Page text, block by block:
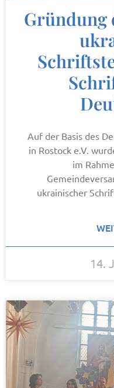
Gründung
Auf der Basis des
in Rostock e.V.
im
ukrainischer
14.